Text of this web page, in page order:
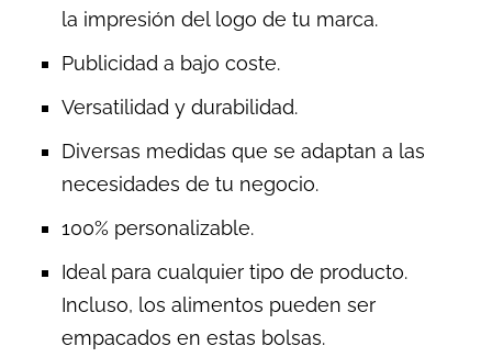
la impresión del logo de tu marca.
Publicidad a bajo coste.
Versatilidad y durabilidad.
Diversas medidas que se adaptan a las
necesidades de tu negocio.
100% personalizable.
Ideal para cualquier tipo de producto.
Incluso, los alimentos pueden ser
empacados en estas bolsas.